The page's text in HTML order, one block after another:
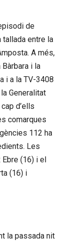
de
tallada entre la
A més,
i la
i a la TV-3408
Generalitat
d’ells
comarques
112 ha
Les
(16) i el
(16) i
la passada nit